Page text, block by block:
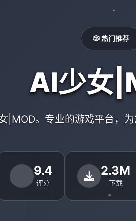
🎲 热门推荐
AI少女
|MOD。专业的游戏平台，
9.4
评分
2.3M
下载